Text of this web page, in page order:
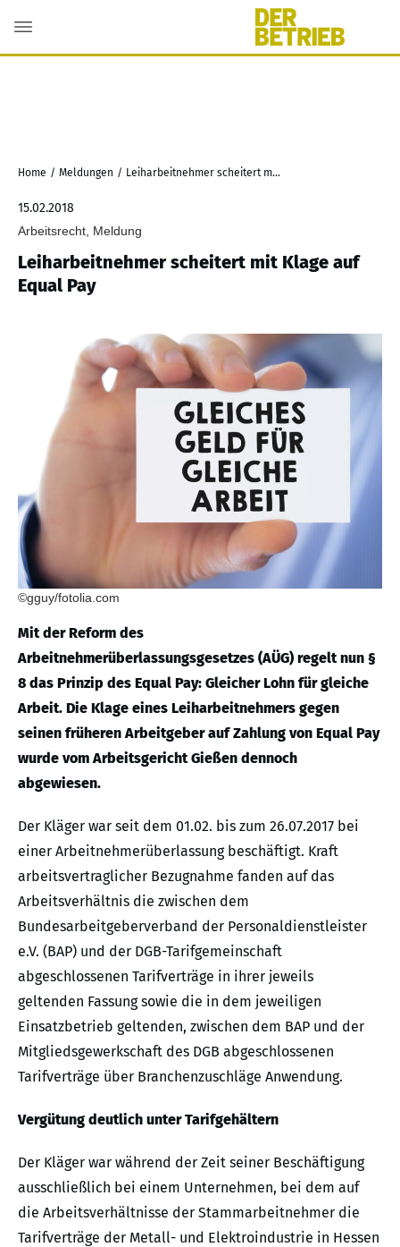
Home / Meldungen / Leiharbeitnehmer scheitert mit Klage auf Equal Pay
15.02.2018
Arbeitsrecht, Meldung
Leiharbeitnehmer scheitert mit Klage auf
Equal Pay
©gguy/fotolia.com
Mit der Reform des
Arbeitnehmerüberlassungsgesetzes (AÜG) regelt nun §
8 das Prinzip des Equal Pay: Gleicher Lohn für gleiche
Arbeit. Die Klage eines Leiharbeitnehmers gegen
seinen früheren Arbeitgeber auf Zahlung von Equal Pay
wurde vom Arbeitsgericht Gießen dennoch
abgewiesen.
Der Kläger war seit dem 01.02. bis zum 26.07.2017 bei
einer Arbeitnehmerüberlassung beschäftigt. Kraft
arbeitsvertraglicher Bezugnahme fanden auf das
Arbeitsverhältnis die zwischen dem
Bundesarbeitgeberverband der Personaldienstleister
e.V. (BAP) und der DGB-Tarifgemeinschaft
abgeschlossenen Tarifverträge in ihrer jeweils
geltenden Fassung sowie die in dem jeweiligen
Einsatzbetrieb geltenden, zwischen dem BAP und der
Mitgliedsgewerkschaft des DGB abgeschlossenen
Tarifverträge über Branchenzuschläge Anwendung.
Vergütung deutlich unter Tarifgehältern
Der Kläger war während der Zeit seiner Beschäftigung
ausschließlich bei einem Unternehmen, bei dem auf
die Arbeitsverhältnisse der Stammarbeitnehmer die
Tarifverträge der Metall- und Elektroindustrie in Hessen